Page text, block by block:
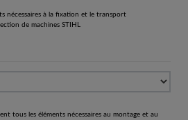
nécessaires à la fixation et le transport
de machines STIHL
tous les éléments nécessaires au montage et au